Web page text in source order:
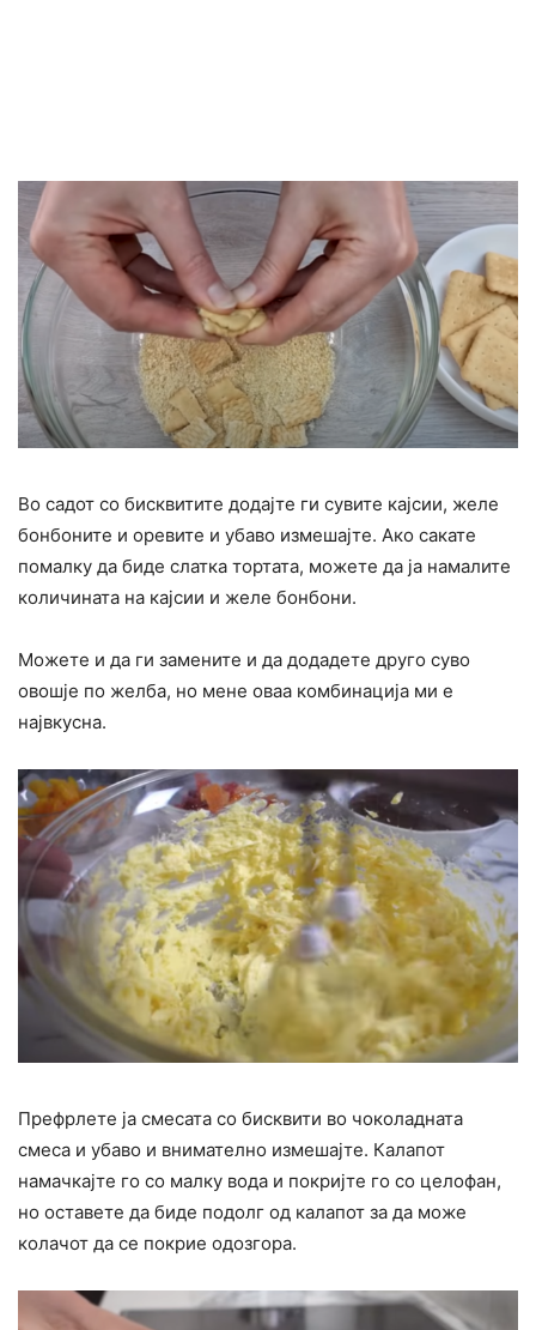
Во садот со бисквитите додајте ги сувите кајсии, желе
бонбоните и оревите и убаво измешајте. Ако сакате
помалку да биде слатка тортата, можете да ја намалите
количината на кајсии и желе бонбони.
Можете и да ги замените и да додадете друго суво
овошје по желба, но мене оваа комбинација ми е
највкусна.
Префрлете ја смесата со бисквити во чоколадната
смеса и убаво и внимателно измешајте. Калапот
намачкајте го со малку вода и покријте го со целофан,
но оставете да биде подолг од калапот за да може
колачот да се покрие одозгора.